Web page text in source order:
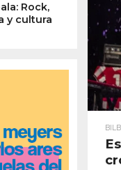
Rock,
y cultura